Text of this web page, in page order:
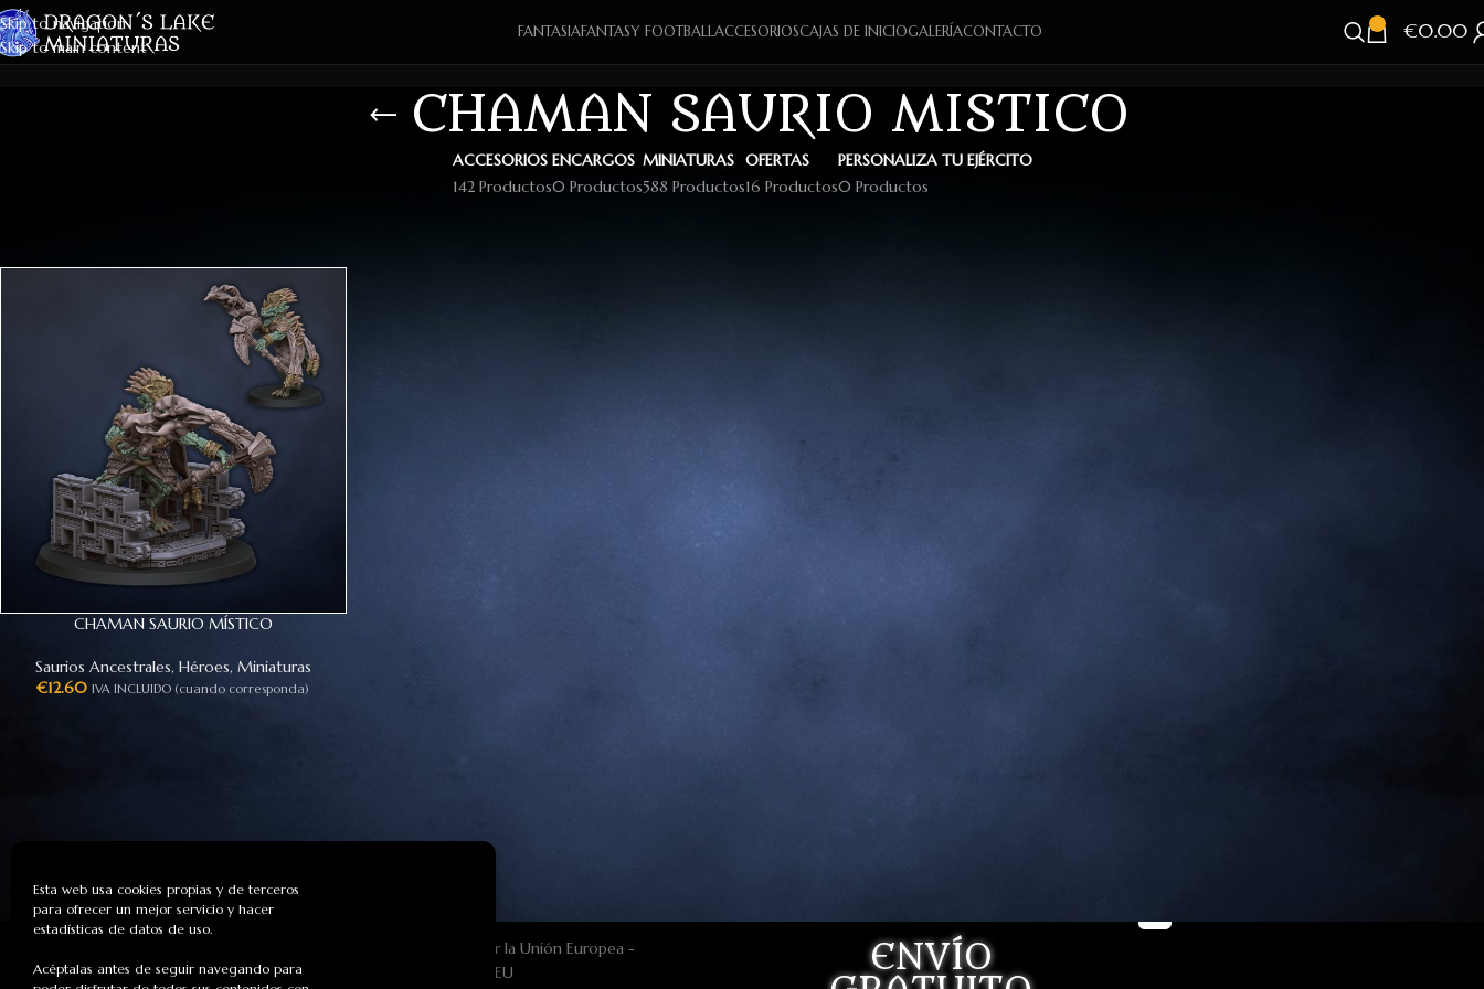
Esta web usa cookies propias y de terceros
para ofrecer un mejor servicio y hacer
estadísticas de datos de uso.
Acéptalas antes de seguir navegando para
Skip to navigation
Skip to main content
FANTASIAFANTASY FOOTBALLACCESORIOSCAJAS DE INICIOGALERÍACONTACTO €0.00
CHAMAN SAURIO MISTICO
ACCESORIOS
142 Productos
ENCARGOS
0 Productos
MINIATURAS
588 Productos
OFERTAS
16 Productos
PERSONALIZA TU EJÉRCITO
0 Productos
CHAMAN SAURIO MÍSTICO
Saurios Ancestrales, Héroes, Miniaturas
€12.60 IVA INCLUIDO (cuando corresponda)
Empresa de diseño e impresión
de miniaturas para wargames.
NextGenerationEU
ENVÍO